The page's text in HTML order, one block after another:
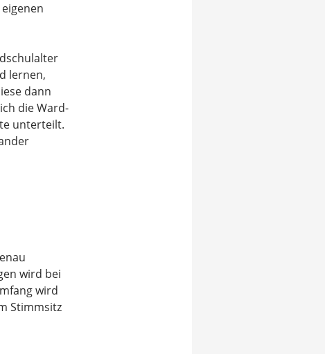
lernen,
dann
die Ward-
unterteilt.
wird bei
wird
Stimmsitz